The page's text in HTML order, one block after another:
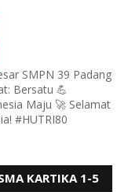
SMPN 39 Padang
Bersatu 💪
Maju 🚀 Selamat
#HUTRI80
KARTIKA 1-5